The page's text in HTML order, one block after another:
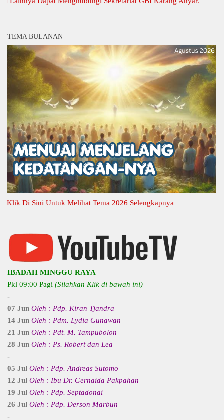
TEMA BULANAN
Sini Untuk Melihat Tema 2026 Selengkapnya
IBADAH MINGGU RAYA
Pkl 09:00 Pagi (Silahkan Klik di bawah ini)
-
07 Jun Oleh : Pdp. Kiran Tjandra
14 Jun Oleh : Pdm. Lydia Gunawan
21 Jun Oleh : Pdt. M. Tampubolon
28 Jun Oleh : Ps. Robert dan Lea
-
05 Jul Oleh : Pdp. Andreas Sutomo
12 Jul Oleh : Ibu Dr. Gernaida Pakpahan
19 Jul Oleh : Pdp. Septadonai
26 Jul Oleh : Pdp. Derson Marbun
-